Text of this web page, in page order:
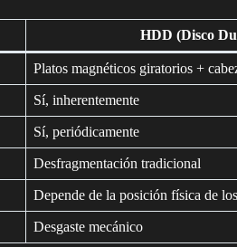
HDD (Disco
Platos magnéticos giratorios +
Sí, inherentemente
Sí, periódicamente
Desfragmentación tradicional
Depende de la posición física de
Desgaste mecánico